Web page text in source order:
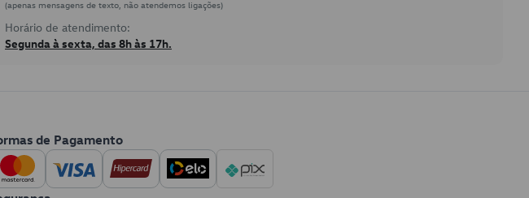
(apenas mensagens de texto, não atendemos ligações)
Horário de atendimento:
Segunda à sexta, das 8h às 17h.
de Pagamento